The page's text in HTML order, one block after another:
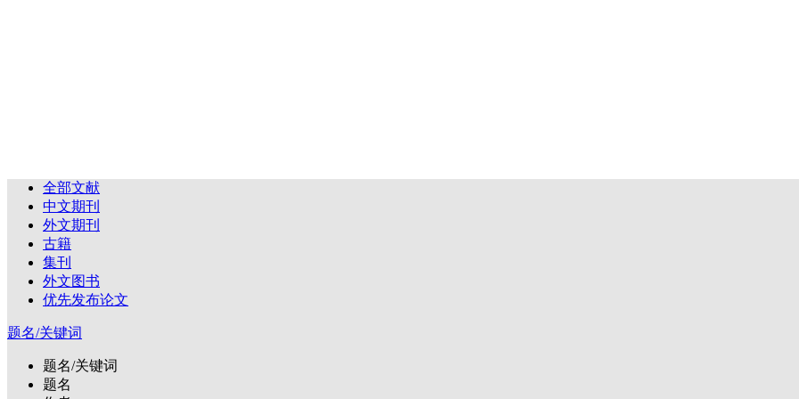
全部文献
中文期刊
外文期刊
古籍
集刊
外文图书
优先发布论文
题名/关键词
题名/关键词
题名